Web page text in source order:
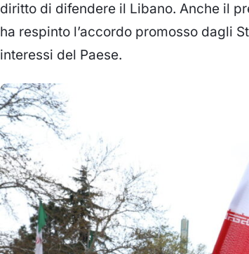
diritto di difendere il Libano. Anche il
ha respinto l’accordo promosso dagli
interessi del Paese.